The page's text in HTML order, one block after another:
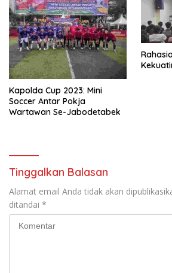
Kapolda Cup 2023: Mini
Soccer Antar Pokja
Wartawan Se-Jabodetabek
Tinggalkan Balasan
Alamat email Anda tidak akan
ditandai *